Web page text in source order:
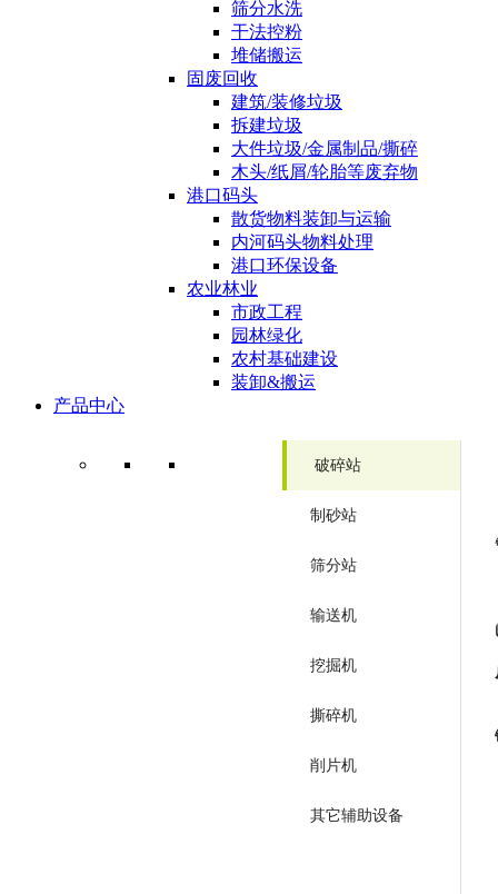
筛分水洗
干法控粉
堆储搬运
固废回收
建筑/装修垃圾
拆建垃圾
大件垃圾/金属制品/撕碎
木头/纸屑/轮胎等废弃物
港口码头
散货物料装卸与运输
内河码头物料处理
港口环保设备
农业林业
市政工程
园林绿化
农村基础建设
装卸&搬运
产品中心
破碎站
制砂站
筛分站
输送机
挖掘机
撕碎机
削片机
其它辅助设备